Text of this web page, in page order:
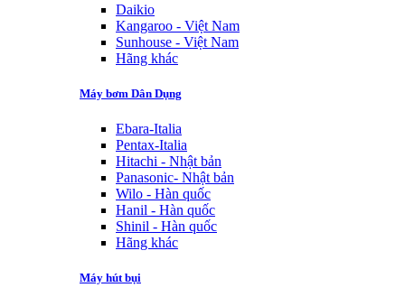
Daikio
Kangaroo - Việt Nam
Sunhouse - Việt Nam
Hãng khác
Máy bơm Dân Dụng
Ebara-Italia
Pentax-Italia
Hitachi - Nhật bản
Panasonic- Nhật bản
Wilo - Hàn quốc
Hanil - Hàn quốc
Shinil - Hàn quốc
Hãng khác
Máy hút bụi